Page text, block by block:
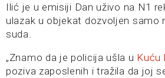
Ilić je u emisiji Dan uživo na N1
ulazak u objekat dozvoljen samo
suda.
„Znamo da je policija ušla u Kuću
poziva zaposlenih i tražila da joj